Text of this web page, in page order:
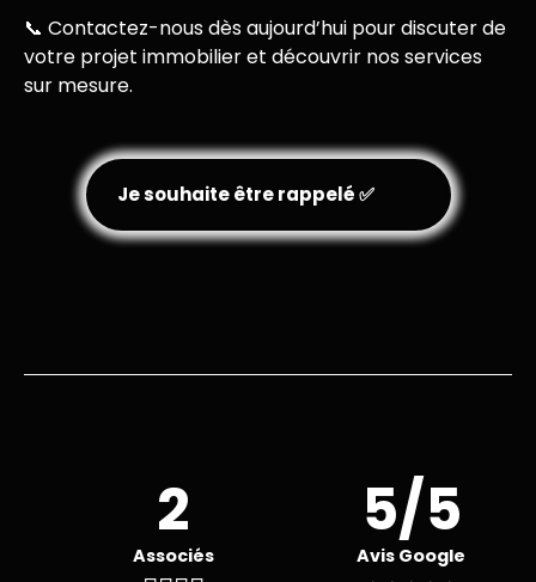
📞 Contactez-nous dès aujourd’hui pour discuter de
votre projet immobilier et découvrir nos services
sur mesure.
Je souhaite être rappelé ✅
2
Associés
5/5
Avis Google